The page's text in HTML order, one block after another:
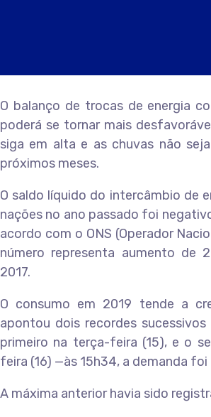
O balanço de trocas de energia
poderá se tornar mais
siga em alta e as chuvas não
próximos meses.
O saldo líquido do intercâmbio de
nações no ano passado foi negativo
acordo com o ONS (Operador
número representa aumento de
2017.
O consumo em 2019 tende a
apontou dois recordes
primeiro na terça-feira (15), e o
feira (16) —às 15h34, a demanda foi
A máxima anterior havia sido